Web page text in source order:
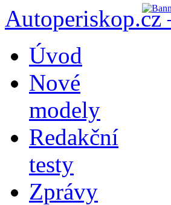
Autoperiskop.cz
obsahu
webu
Úvod
Nové
modely
Redakční
testy
Zprávy